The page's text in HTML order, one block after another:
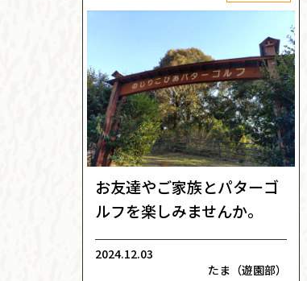
お友達やご家族とパターゴ
ルフを楽しみませんか。
2024.12.03
たま（遊園部）